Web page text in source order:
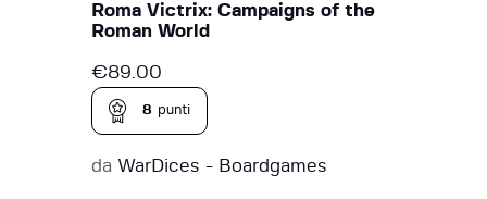
Roma Victrix: Campaigns of the
Roman World
€89.00
8 punti
da WarDices - Boardgames